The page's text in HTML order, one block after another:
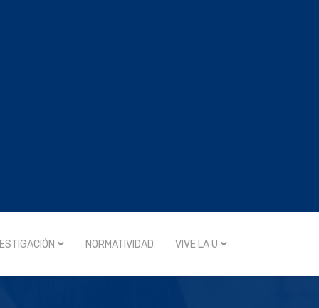
NORMATIVIDAD VIVE LA U